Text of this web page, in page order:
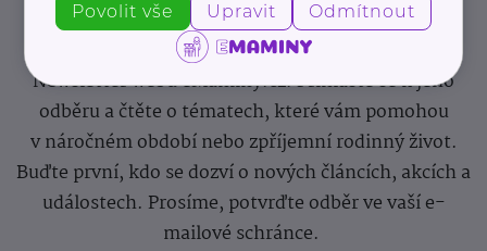
Pravidelný přísun novinek, inspirace na každý den,
podpora pro rodiče i sdílení zkušeností. Takový je
Newsletter webu eMaminy.cz. Přihlaste se k jeho
odběru a čtěte o tématech, které vám pomohou
v náročném období nebo zpříjemní rodinný život.
Buďte první, kdo se dozví o nových článcích, akcích a
událostech. Prosíme, potvrďte odběr ve vaší e-
mailové schránce.
Povolit vše Upravit Odmítnout